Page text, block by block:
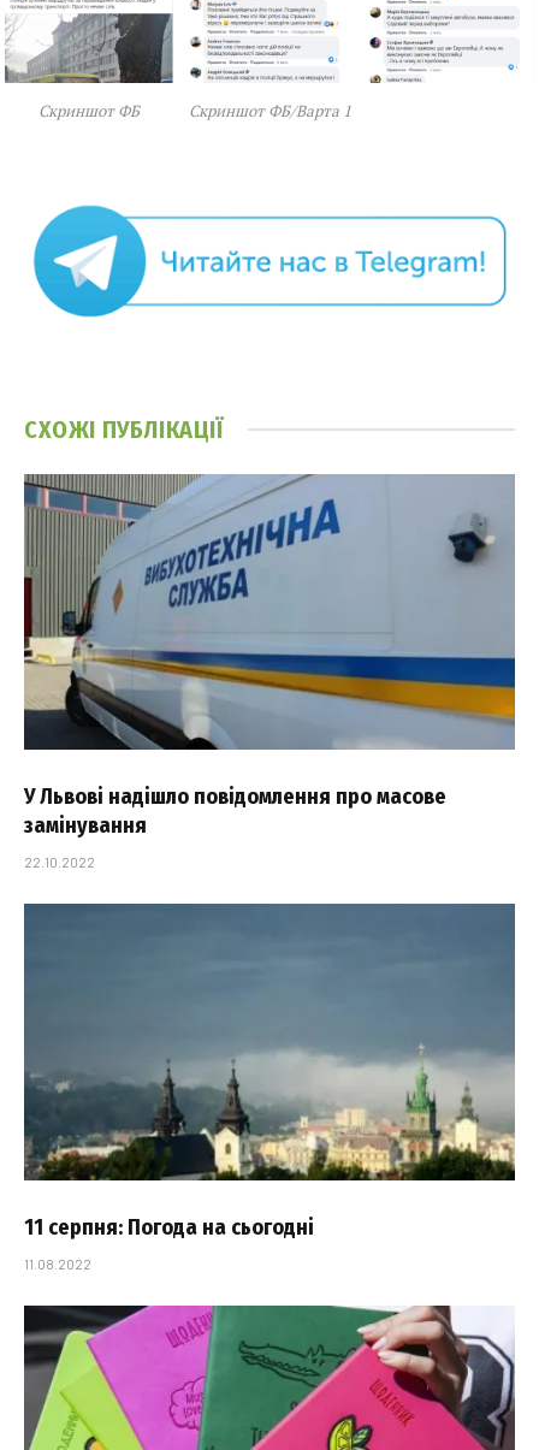
Скриншот ФБ Скриншот ФБ/Варта 1
СХОЖІ ПУБЛІКАЦІЇ
У Львові надішло повідомлення про масове
замінування
22.10.2022
11 серпня: Погода на сьогодні
11.08.2022